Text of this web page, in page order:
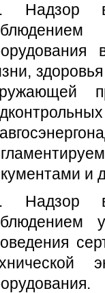
Надзор в
и
Надзор в